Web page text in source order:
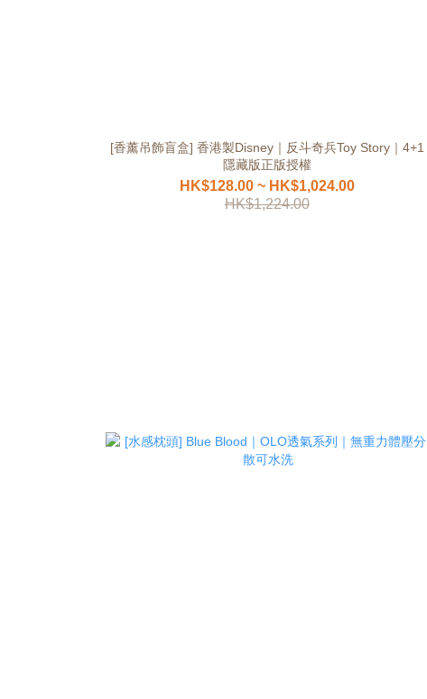
[香薰吊飾盲盒] 香港製Disney｜反斗奇兵Toy Story｜4+1
隱藏版正版授權
HK$128.00 ~ HK$1,024.00
HK$1,224.00